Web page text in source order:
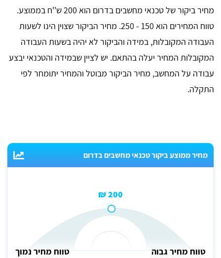
מחיר ביקור של טכנאי מחשבים בדרום הוא 200 ש''ח בממוצע.
טווח המחירים הוא 150 - 250. מחיר הביקור שצוין הינו לשעות
העבודה המקובלות, במידה והביקור לא יהיה בשעות העבודה
המקובלות המחיר יעלה בהתאם. יש לציין שבמידה והטכנאי יבצע
עבודה על המחשב, מחיר הביקור מבוטל והמחיר יתומחר לפי
התקלה.
מחיר ממוצע ביקור טכנאי מחשבים בדרום
200 ₪
טווח מחיר גבוה טווח מחיר נמוך